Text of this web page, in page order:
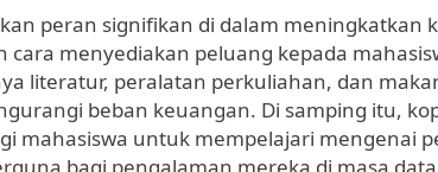
peran signifikan di dalam meningkatkan
cara menyediakan peluang kepada
literatur, peralatan perkuliahan, dan
beban keuangan. Di samping itu,
mahasiswa untuk mempelajari mengenai